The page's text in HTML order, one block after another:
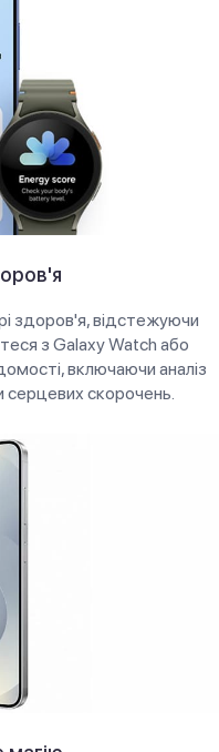
здоров'я, відстежуючи
з Galaxy Watch або
включаючи аналіз
серцевих скорочень.